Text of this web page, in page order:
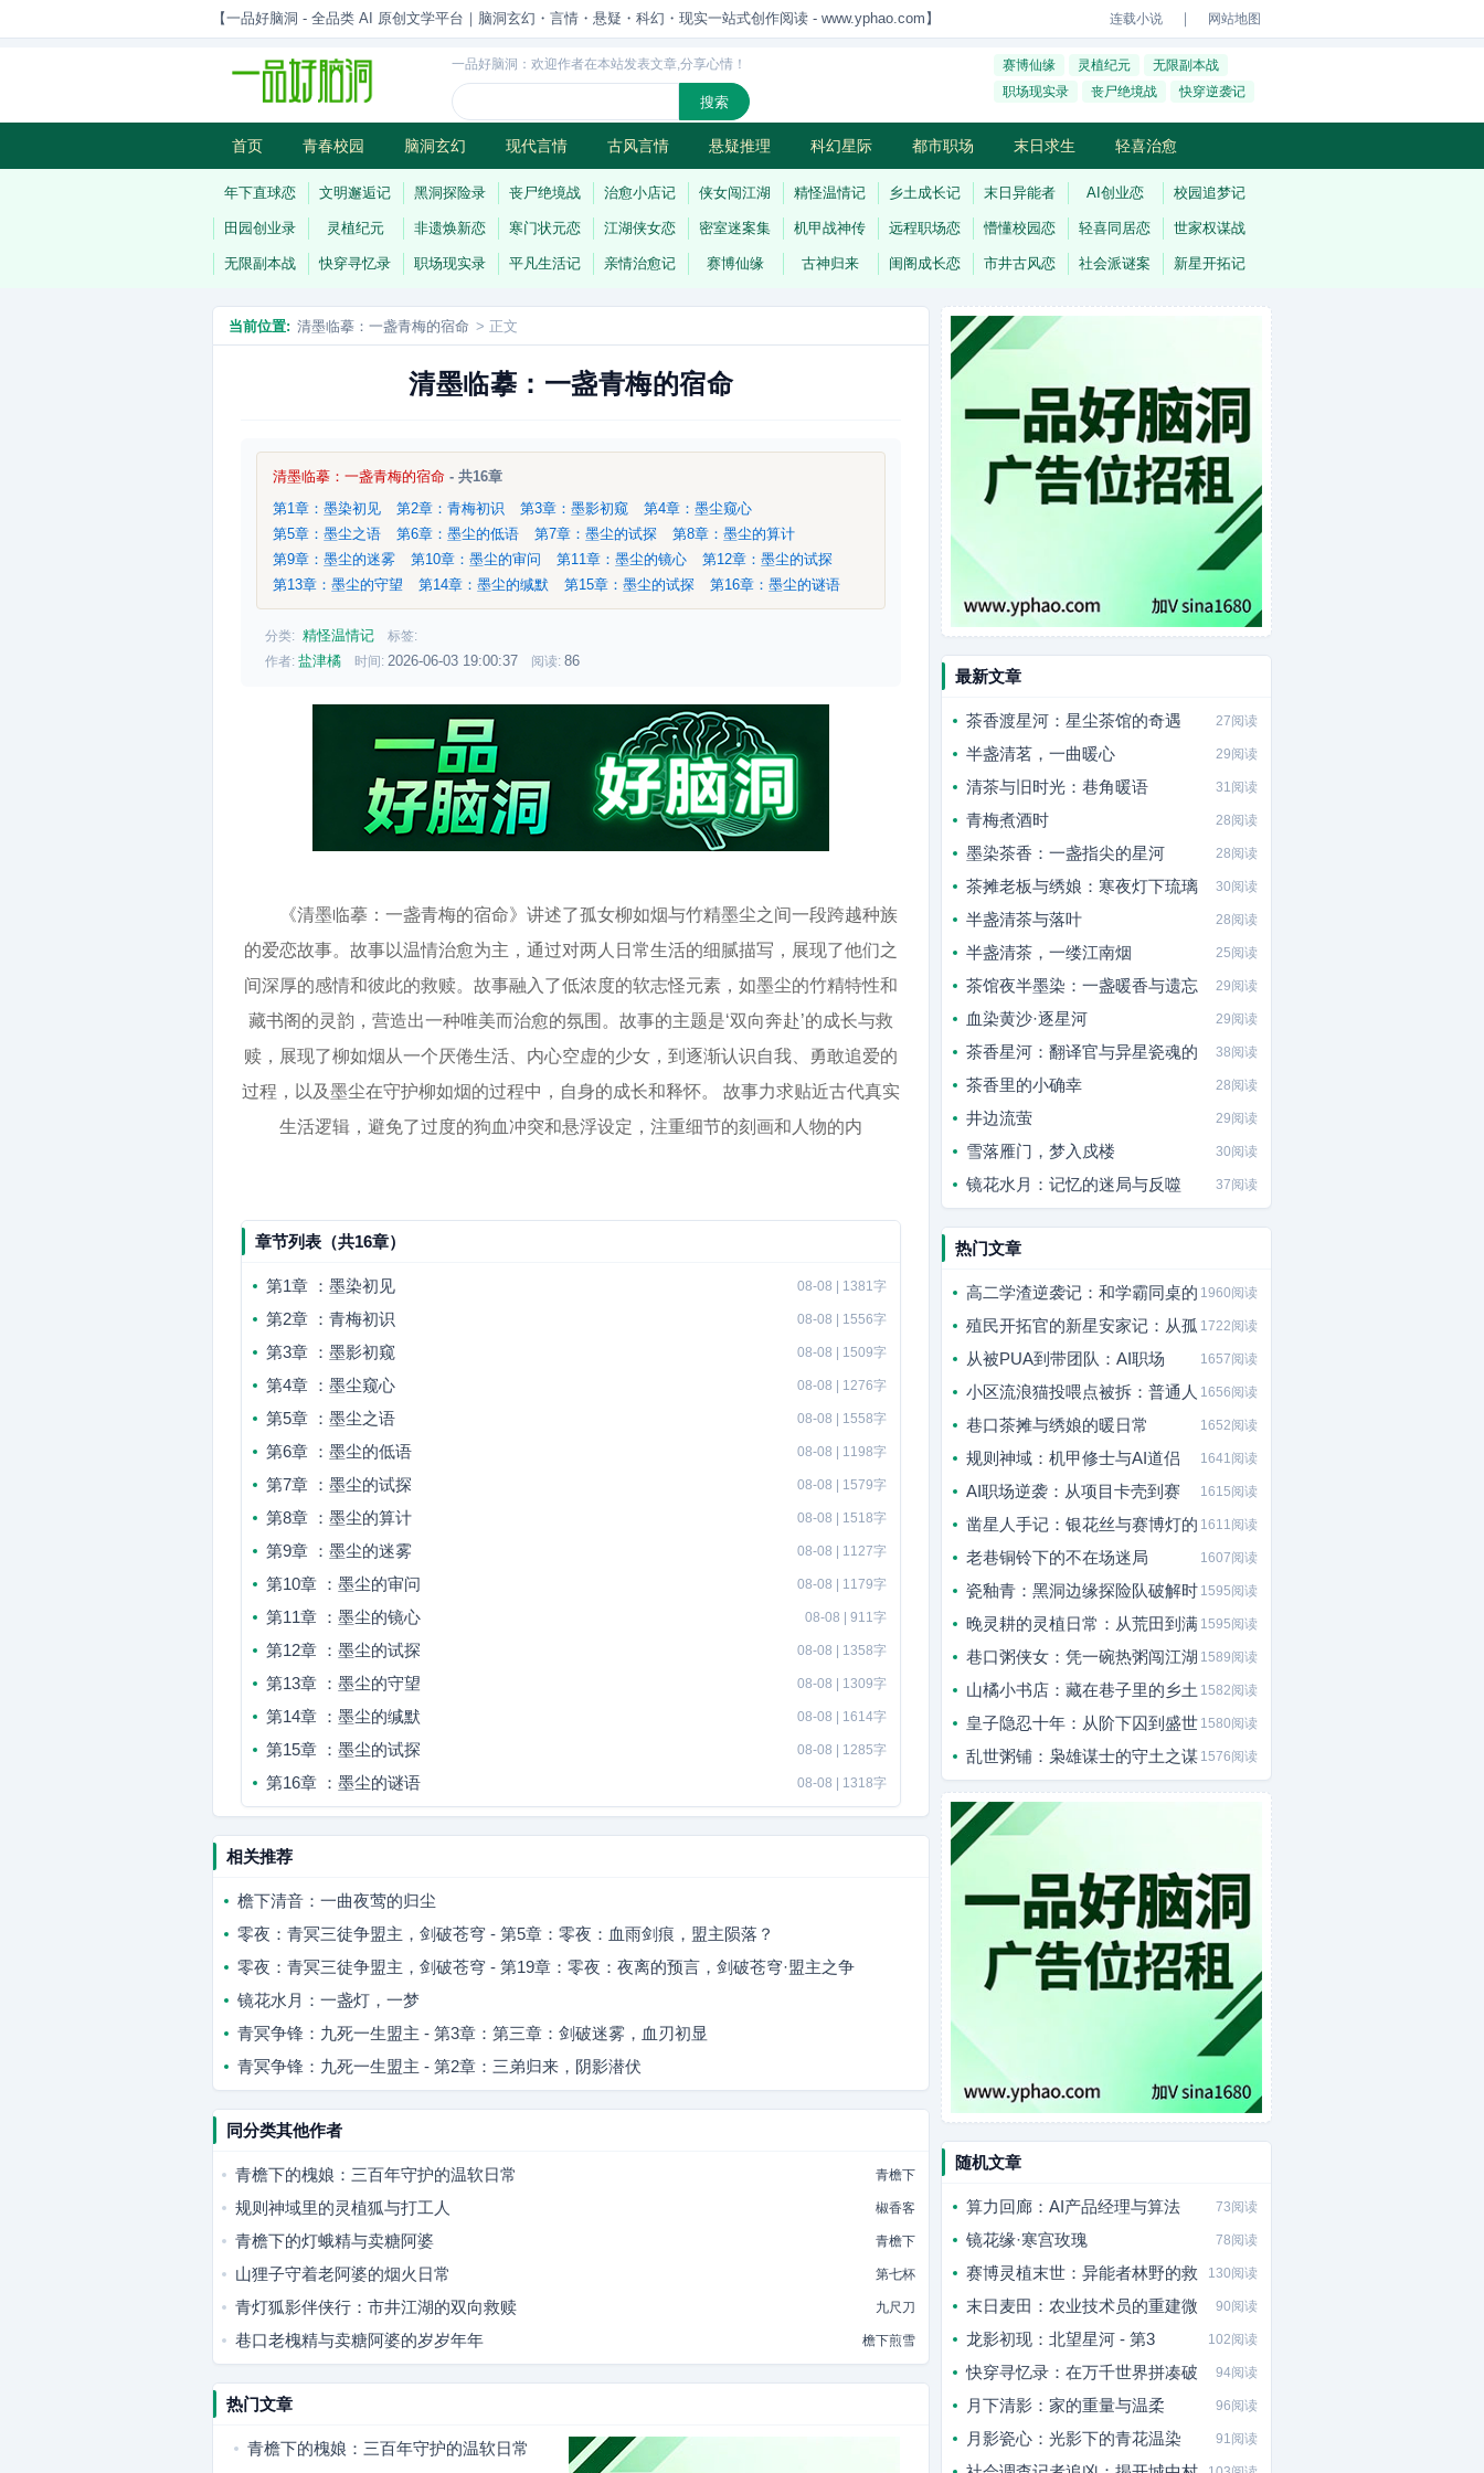
【一品好脑洞 - 全品类 AI 原创文学平台｜脑洞玄幻・言情・悬疑・科幻・现实一站式创作阅读 - www.yphao.com】 连载小说 ｜ 网站地图
一品好脑洞：欢迎作者在本站发表文章,分享心情！ 赛博仙缘 灵植纪元
无限副本战
职场现实录
丧尸绝境战 快穿逆袭记
首页 青春校园 脑洞玄幻 现代言情 古风言情 悬疑推理 科幻星际 都市职场 末日求生 轻喜治愈
历史权谋 武侠江湖 灵异志怪 连载
年下直球恋 文明邂逅记 黑洞探险录 丧尸绝境战 治愈小店记 侠女闯江湖 精怪温情记 乡土成长记 末日异能者 AI创业恋 校园追梦记
田园创业录 灵植纪元 非遗焕新恋 寒门状元恋 江湖侠女恋 密室迷案集 机甲战神传 远程职场恋 懵懂校园恋 轻喜同居恋 世家权谋战
无限副本战 快穿寻忆录 职场现实录 平凡生活记 亲情治愈记 赛博仙缘 古神归来 闺阁成长恋 市井古风恋 社会派谜案 新星开拓记
当前位置: 清墨临摹：一盏青梅的宿命 > 正文
清墨临摹：一盏青梅的宿命
清墨临摹：一盏青梅的宿命 - 共16章
第1章：墨染初见
第2章：青梅初识 第3章：墨影初窥
第4章：墨尘窥心
第5章：墨尘之语
第6章：墨尘的低语 第7章：墨尘的试探
第8章：墨尘的算计
第9章：墨尘的迷雾
第10章：墨尘的审问 第11章：墨尘的镜心
第12章：墨尘的试探
第13章：墨尘的守望
第14章：墨尘的缄默 第15章：墨尘的试探 第16章：墨尘的谜语
分类: 精怪温情记
标签:
作者: 盐津橘 时间: 2026-06-03 19:00:37 阅读: 86
《清墨临摹：一盏青梅的宿命》讲述了孤女柳如烟与竹精墨尘之间一段跨越种族
的爱恋故事。故事以温情治愈为主，通过对两人日常生活的细腻描写，展现了他们之
间深厚的感情和彼此的救赎。故事融入了低浓度的软志怪元素，如墨尘的竹精特性和
藏书阁的灵韵，营造出一种唯美而治愈的氛围。故事的主题是‘双向奔赴’的成长与救
赎，展现了柳如烟从一个厌倦生活、内心空虚的少女，到逐渐认识自我、勇敢追爱的
过程，以及墨尘在守护柳如烟的过程中，自身的成长和释怀。 故事力求贴近古代真实
生活逻辑，避免了过度的狗血冲突和悬浮设定，注重细节的刻画和人物的内
章节列表（共16章）
第1章 ：墨染初见 08-08 | 1381字
第2章 ：青梅初识 08-08 | 1556字
第3章 ：墨影初窥 08-08 | 1509字
第4章 ：墨尘窥心 08-08 | 1276字
第5章 ：墨尘之语 08-08 | 1558字
第6章 ：墨尘的低语 08-08 | 1198字
第7章 ：墨尘的试探 08-08 | 1579字
第8章 ：墨尘的算计 08-08 | 1518字
第9章 ：墨尘的迷雾 08-08 | 1127字
第10章 ：墨尘的审问 08-08 | 1179字
第11章 ：墨尘的镜心 08-08 | 911字
第12章 ：墨尘的试探 08-08 | 1358字
第13章 ：墨尘的守望 08-08 | 1309字
第14章 ：墨尘的缄默 08-08 | 1614字
第15章 ：墨尘的试探 08-08 | 1285字
第16章 ：墨尘的谜语 08-08 | 1318字
相关推荐
檐下清音：一曲夜莺的归尘
零夜：青冥三徒争盟主，剑破苍穹 - 第5章：零夜：血雨剑痕，盟主陨落？
零夜：青冥三徒争盟主，剑破苍穹 - 第19章：零夜：夜离的预言，剑破苍穹·盟主之争
镜花水月：一盏灯，一梦
青冥争锋：九死一生盟主 - 第3章：第三章：剑破迷雾，血刃初显
青冥争锋：九死一生盟主 - 第2章：三弟归来，阴影潜伏
同分类其他作者
青檐下的槐娘：三百年守护的温软日常 青檐下
规则神域里的灵植狐与打工人 椒香客
青檐下的灯蛾精与卖糖阿婆 青檐下
山狸子守着老阿婆的烟火日常 第七杯
青灯狐影伴侠行：市井江湖的双向救赎 九尺刀
巷口老槐精与卖糖阿婆的岁岁年年 檐下煎雪
热门文章
青檐下的槐娘：三百年守护的温软日常
最新文章
茶香渡星河：星尘茶馆的奇遇 27阅读
半盏清茗，一曲暖心 29阅读
清茶与旧时光：巷角暖语 31阅读
青梅煮酒时 28阅读
墨染茶香：一盏指尖的星河 28阅读
茶摊老板与绣娘：寒夜灯下琉璃 30阅读
半盏清茶与落叶 28阅读
半盏清茶，一缕江南烟 25阅读
茶馆夜半墨染：一盏暖香与遗忘 29阅读
血染黄沙·逐星河 29阅读
茶香星河：翻译官与异星瓷魂的 38阅读
茶香里的小确幸 28阅读
井边流萤 29阅读
雪落雁门，梦入戍楼 30阅读
镜花水月：记忆的迷局与反噬 37阅读
热门文章
高二学渣逆袭记：和学霸同桌的 1960阅读
殖民开拓官的新星安家记：从孤 1722阅读
从被PUA到带团队：AI职场 1657阅读
小区流浪猫投喂点被拆：普通人 1656阅读
巷口茶摊与绣娘的暖日常 1652阅读
规则神域：机甲修士与AI道侣 1641阅读
AI职场逆袭：从项目卡壳到赛 1615阅读
凿星人手记：银花丝与赛博灯的 1611阅读
老巷铜铃下的不在场迷局 1607阅读
瓷釉青：黑洞边缘探险队破解时 1595阅读
晚灵耕的灵植日常：从荒田到满 1595阅读
巷口粥侠女：凭一碗热粥闯江湖 1589阅读
山橘小书店：藏在巷子里的乡土 1582阅读
皇子隐忍十年：从阶下囚到盛世 1580阅读
乱世粥铺：枭雄谋士的守土之谋 1576阅读
随机文章
算力回廊：AI产品经理与算法 73阅读
镜花缘·寒宫玫瑰 78阅读
赛博灵植末世：异能者林野的救 130阅读
末日麦田：农业技术员的重建微 90阅读
龙影初现：北望星河 - 第3 102阅读
快穿寻忆录：在万千世界拼凑破 94阅读
月下清影：家的重量与温柔 96阅读
月影瓷心：光影下的青花温染 91阅读